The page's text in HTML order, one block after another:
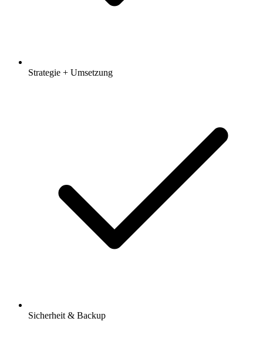
Strategie + Umsetzung
Sicherheit & Backup